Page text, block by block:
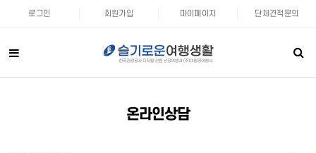
로그인 회원가입 마이페이지 단체견적문의
온라인상담